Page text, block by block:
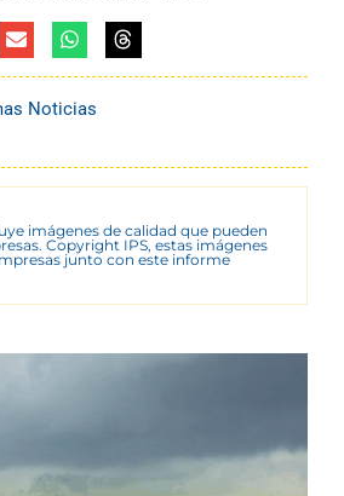
Noticias
imágenes de calidad que pueden
Copyright IPS, estas imágenes
junto con este informe